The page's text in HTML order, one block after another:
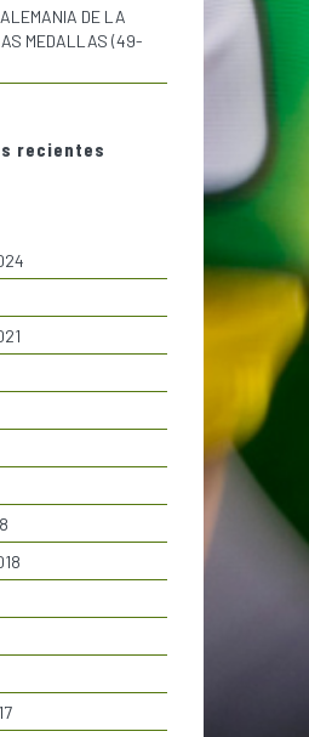
DE LA
MEDALLAS (49-
recientes